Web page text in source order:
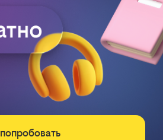
попробовать